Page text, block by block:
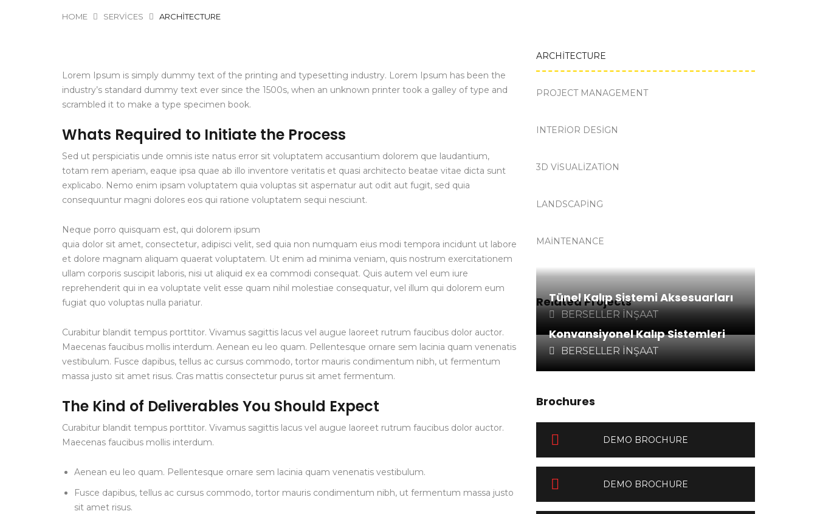
HOME SERVICES ARCHITECTURE
Lorem Ipsum is simply dummy text of the printing and typesetting industry. Lorem Ipsum has been the
industry’s standard dummy text ever since the 1500s, when an unknown printer took a galley of type and
scrambled it to make a type specimen book.
Whats Required to Initiate the Process
Sed ut perspiciatis unde omnis iste natus error sit voluptatem accusantium dolorem que laudantium,
totam rem aperiam, eaque ipsa quae ab illo inventore veritatis et quasi architecto beatae vitae dicta sunt
explicabo. Nemo enim ipsam voluptatem quia voluptas sit aspernatur aut odit aut fugit, sed quia
consequuntur magni dolores eos qui ratione voluptatem sequi nesciunt.
Neque porro quisquam est, qui dolorem ipsum
quia dolor sit amet, consectetur, adipisci velit, sed quia non numquam eius modi tempora incidunt ut labore
et dolore magnam aliquam quaerat voluptatem. Ut enim ad minima veniam, quis nostrum exercitationem
ullam corporis suscipit laboris, nisi ut aliquid ex ea commodi consequat. Quis autem vel eum iure
reprehenderit qui in ea voluptate velit esse quam nihil molestiae consequatur, vel illum qui dolorem eum
fugiat quo voluptas nulla pariatur.
Curabitur blandit tempus porttitor. Vivamus sagittis lacus vel augue laoreet rutrum faucibus dolor auctor.
Maecenas faucibus mollis interdum. Aenean eu leo quam. Pellentesque ornare sem lacinia quam venenatis
vestibulum. Fusce dapibus, tellus ac cursus commodo, tortor mauris condimentum nibh, ut fermentum
massa justo sit amet risus. Cras mattis consectetur purus sit amet fermentum.
The Kind of Deliverables You Should Expect
Curabitur blandit tempus porttitor. Vivamus sagittis lacus vel augue laoreet rutrum faucibus dolor auctor.
Maecenas faucibus mollis interdum.
Aenean eu leo quam. Pellentesque ornare sem lacinia quam venenatis vestibulum.
Fusce dapibus, tellus ac cursus commodo, tortor mauris condimentum nibh, ut fermentum massa justo
sit amet risus.
ARCHITECTURE
PROJECT MANAGEMENT
INTERIOR DESIGN
3D VISUALIZATION
LANDSCAPING
MAINTENANCE
Related Projects
Tünel Kalıp Sistemi Aksesuarları
BERSELLER İNŞAAT
Konvansiyonel Kalıp Sistemleri
BERSELLER İNŞAAT
Brochures
DEMO BROCHURE
DEMO BROCHURE